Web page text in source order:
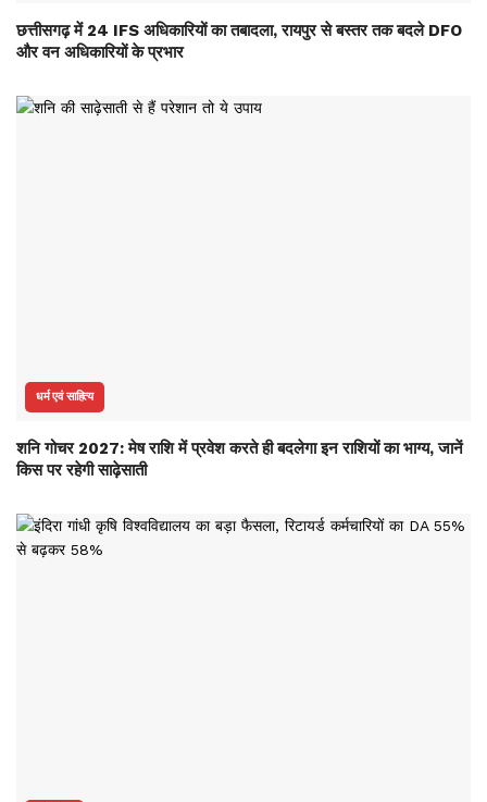
छत्तीसगढ़ में 24 IFS अधिकारियों का तबादला, रायपुर से बस्तर तक बदले DFO
और वन अधिकारियों के प्रभार
धर्म एवं साहित्य
शनि गोचर 2027: मेष राशि में प्रवेश करते ही बदलेगा इन राशियों का भाग्य, जानें
किस पर रहेगी साढ़ेसाती